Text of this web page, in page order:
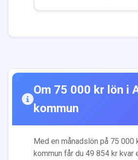
Om 75 000 kr lön i
kommun
Med en månadslön på 75 000
kommun får du 49 854 kr kvar